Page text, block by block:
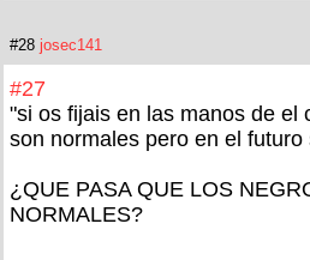
#28 josec141
#27
"si os fijais en las manos de el
son normales pero en el futuro
¿QUE PASA QUE LOS
NORMALES?